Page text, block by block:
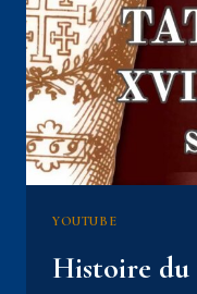
DE
EP09
YOUTUBE
Histoire du